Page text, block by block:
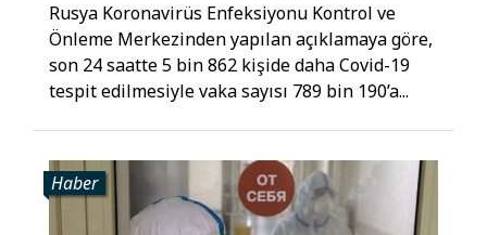
Rusya Koronavirüs Enfeksiyonu Kontrol ve
Önleme Merkezinden yapılan açıklamaya göre,
son 24 saatte 5 bin 862 kişide daha Covid-19
tespit edilmesiyle vaka sayısı 789 bin 190’a...
Haber